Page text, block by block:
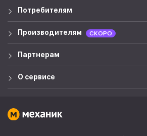
Потребителям
Производителям СКОРО
Партнерам
О сервисе